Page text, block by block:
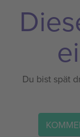
Du bist spät